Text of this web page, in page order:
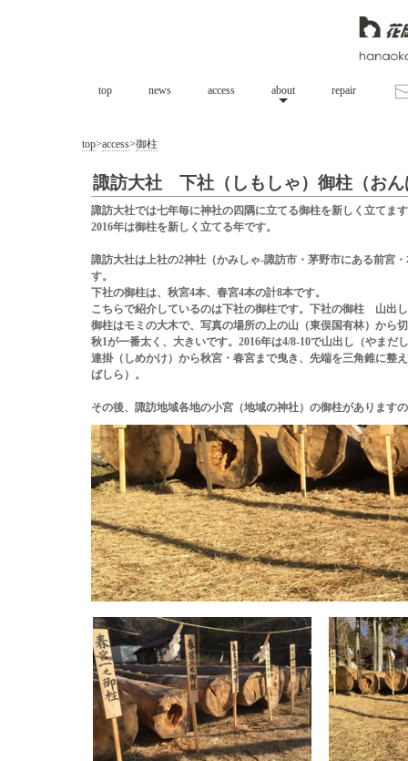
top news access about repair
top>access>御柱
諏訪大社 下社（しもしゃ）御柱（お
諏訪大社では七年毎に神社の四隅に立てる御柱を新しく立てま
2016年は御柱を新しく立てる年です。
諏訪大社は上社の2神社（かみしゃ-諏訪市・茅野市にある前宮
す。
下社の御柱は、秋宮4本、春宮4本の計8本です。
こちらで紹介しているのは下社の御柱です。下社の御柱 山出
御柱はモミの大木で、写真の場所の上の山（東俣国有林）から
秋1が一番太く、大きいです。2016年は4/8-10で山出し（やま
連掛（しめかけ）から秋宮・春宮まで曳き、先端を三角錐に整
ばしら）。
その後、諏訪地域各地の小宮（地域の神社）の御柱があります